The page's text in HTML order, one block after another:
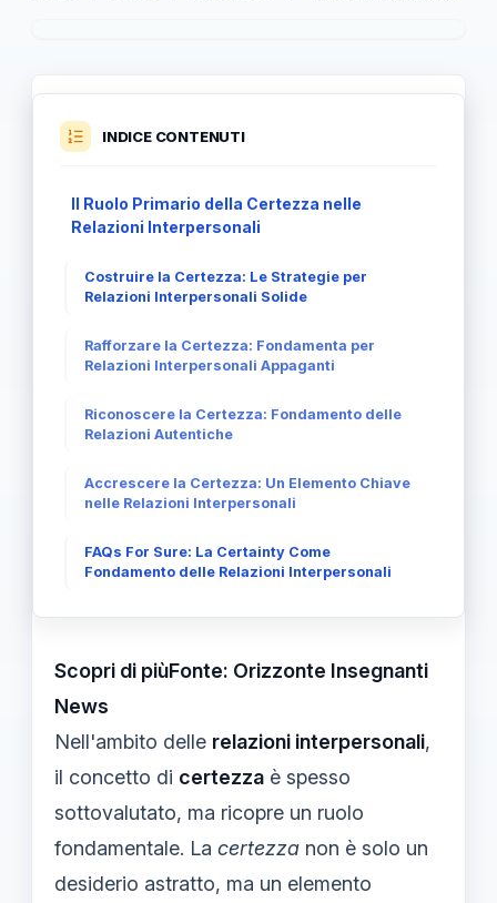
INDICE CONTENUTI
Il Ruolo Primario della Certezza nelle
Relazioni Interpersonali
Costruire la Certezza: Le Strategie per
Relazioni Interpersonali Solide
Rafforzare la Certezza: Fondamenta per
Relazioni Interpersonali Appaganti
Riconoscere la Certezza: Fondamento delle
Relazioni Autentiche
Accrescere la Certezza: Un Elemento Chiave
nelle Relazioni Interpersonali
FAQs For Sure: La Certainty Come
Fondamento delle Relazioni Interpersonali
Scopri di piùFonte: Orizzonte Insegnanti
News
Nell'ambito delle relazioni interpersonali,
il concetto di certezza è spesso
sottovalutato, ma ricopre un ruolo
fondamentale. La certezza non è solo un
desiderio astratto, ma un elemento